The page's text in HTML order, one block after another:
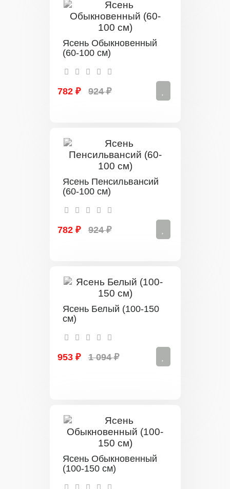
Ясень Обыкновенный
(60-100 см)
782 ₽ 924 ₽
Ясень Пенсильвансий
(60-100 см)
782 ₽ 924 ₽
Ясень Белый (100-150
см)
953 ₽ 1 094 ₽
Ясень Обыкновенный
(100-150 см)